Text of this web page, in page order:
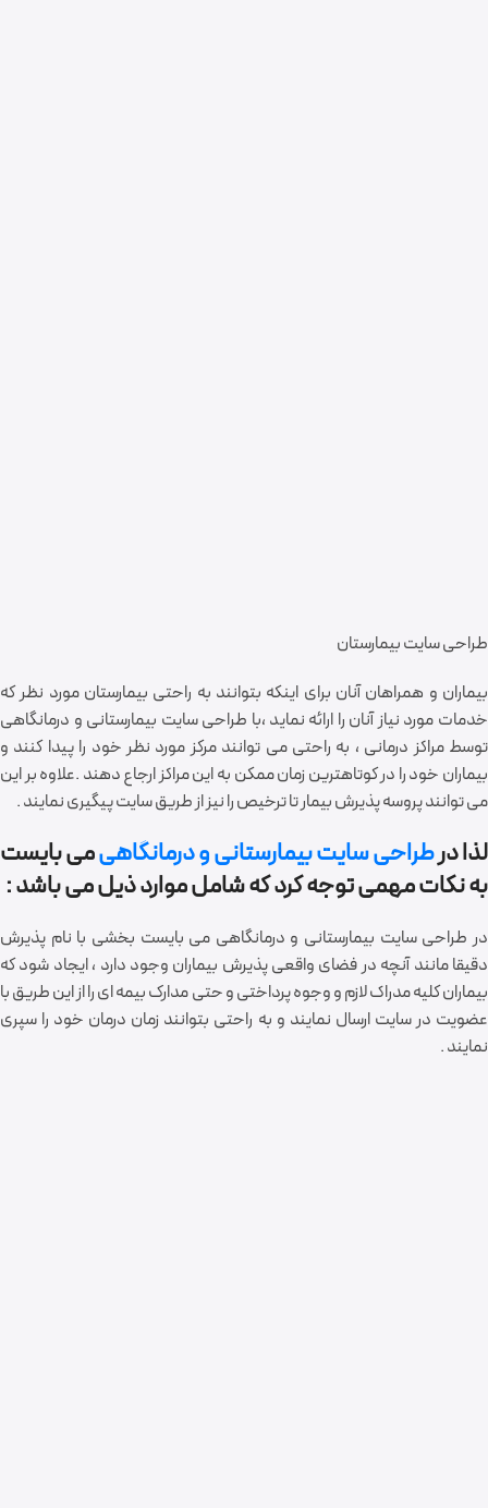
طراحی سایت بیمارستان
بیماران و همراهان آنان برای اینکه بتوانند به راحتی بیمارستان مورد نظر که
خدمات مورد نیاز آنان را ارائه نماید ،با طراحی سایت بیمارستانی و درمانگاهی
توسط مراکز درمانی ، به راحتی می توانند مرکز مورد نظر خود را پیدا کنند و
بیماران خود را در کوتاهترین زمان ممکن به این مراکز ارجاع دهند .علاوه بر این
می توانند پروسه پذیرش بیمار تا ترخیص را نیز از طریق سایت پیگیری نمایند .
لذا درطراحی سایت بیمارستانی و درمانگاهیمی بایست
به نکات مهمی توجه کرد که شامل موارد ذیل می باشد :
در طراحی سایت بیمارستانی و درمانگاهی می بایست بخشی با نام پذیرش
دقیقا مانند آنچه در فضای واقعی پذیرش بیماران وجود دارد ، ایجاد شود که
بیماران کلیه مدراک لازم و وجوه پرداختی و حتی مدارک بیمه ای را از این طریق با
عضویت در سایت ارسال نمایند و به راحتی بتوانند زمان درمان خود را سپری
نمایند .